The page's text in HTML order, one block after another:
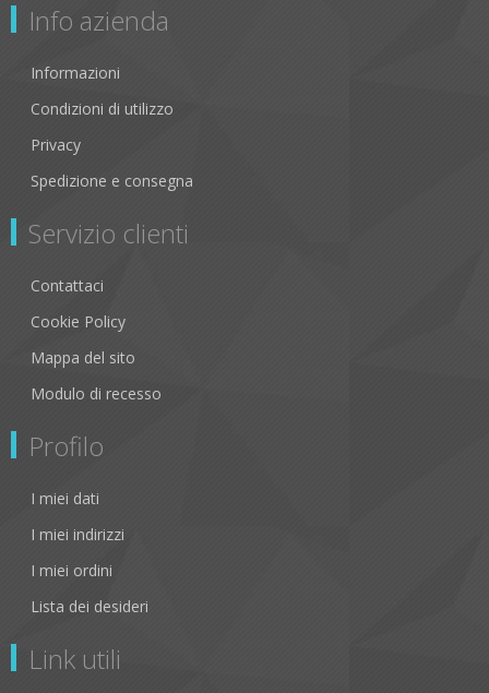
Info azienda
Informazioni
Condizioni di utilizzo
Privacy
Spedizione e consegna
Servizio clienti
Contattaci
Cookie Policy
Mappa del sito
Modulo di recesso
Profilo
I miei dati
I miei indirizzi
I miei ordini
Lista dei desideri
Link utili